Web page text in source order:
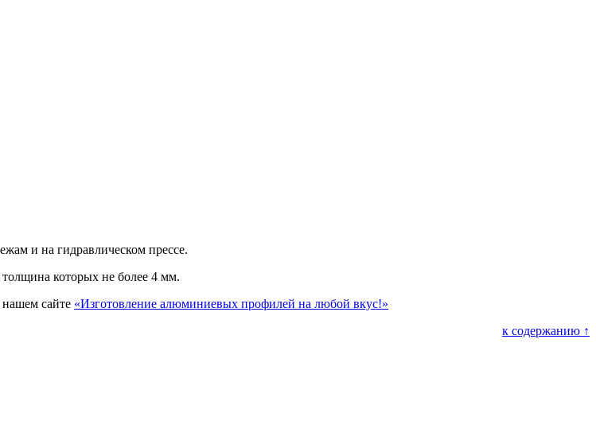
и на гидравлическом прессе.
которых не более 4 мм.
нашем сайте «Изготовление алюминиевых профилей на любой вкус!»
к содержанию ↑